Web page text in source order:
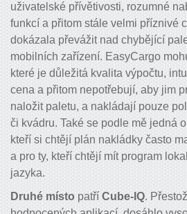
uživatelské přívětivosti, rozumné
funkcí a přitom stále velmi příznivé
dokázala převážit nad chybějící
mobilních zařízení. EasyCargo
které je důležitá kvalita výpočtu,
cena a přitom nepotřebují, aby jim
naložit paletu, a nakládají pouze
či kvádru. Také se podle mě jedná
kteří si chtějí plán nakládky často
a pro ty, kteří chtějí mít program
jazyka.
Druhé místo patří Cube-IQ.